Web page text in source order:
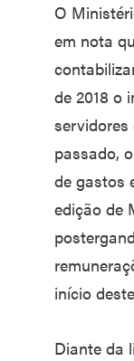
O
em nota
de 2018 o
passado,
de gastos
edição de
início
Diante da